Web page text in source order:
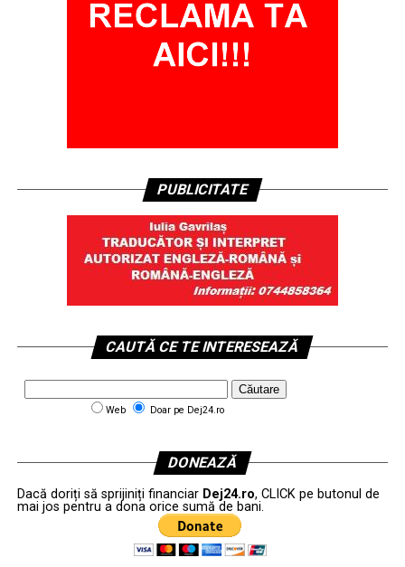
PUBLICITATE
CAUTĂ CE TE INTERESEAZĂ
Web Doar pe Dej24.ro
DONEAZĂ
Dacă doriți să sprijiniți financiar Dej24.ro, CLICK pe butonul de
mai jos pentru a dona orice sumă de bani.